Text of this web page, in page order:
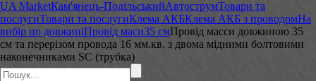
UA MarketКам'янець-ПодільськийАвтострумТовари та
послугиТовари та послугиКлема АКБКлема АКБ з проводомНа
вибір по довжиніПровід маси35 смПровід масси довжиною 35
см та перерізом провода 16 мм.кв. з двома мідними болтовими
наконечниками SC (трубка)